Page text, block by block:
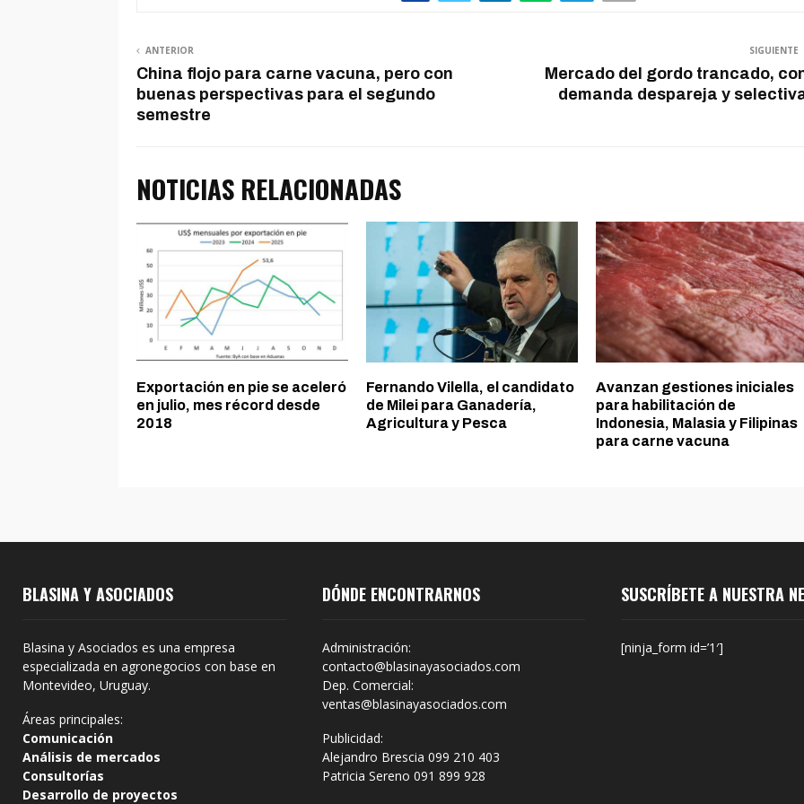
ANTERIOR
China flojo para carne vacuna, pero con
buenas perspectivas para el segundo
semestre
SIGUIENTE
Mercado del gordo trancado,
demanda despareja y
NOTICIAS RELACIONADAS
Exportación en pie se aceleró
en julio, mes récord desde
2018
Fernando Vilella, el candidato
de Milei para Ganadería,
Agricultura y Pesca
Avanzan gestiones iniciales
para habilitación de
Indonesia, Malasia y Filipinas
para carne vacuna
BLASINA Y ASOCIADOS
Blasina y Asociados es una empresa
especializada en agronegocios con base en
Montevideo, Uruguay.
Áreas principales:
Comunicación
Análisis de mercados
Consultorías
Desarrollo de proyectos
DÓNDE ENCONTRARNOS
Administración:
contacto@blasinayasociados.com
Dep. Comercial:
ventas@blasinayasociados.com
Publicidad:
Alejandro Brescia 099 210 403
Patricia Sereno 091 899 928
SUSCRÍBETE A NUESTRA
[ninja_form id=’1′]